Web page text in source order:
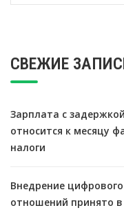
СВЕЖИЕ
Зарплата с
относится к месяцу
налоги
Внедрение
отношений принято